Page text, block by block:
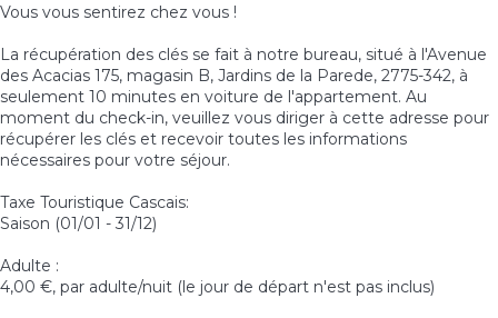
Vous vous sentirez chez vous !
La récupération des clés se fait à notre bureau, situé à l'Avenue
des Acacias 175, magasin B, Jardins de la Parede, 2775-342, à
seulement 10 minutes en voiture de l'appartement. Au
moment du check-in, veuillez vous diriger à cette adresse pour
récupérer les clés et recevoir toutes les informations
nécessaires pour votre séjour.
Taxe Touristique Cascais:
Saison (01/01 - 31/12)
Adulte :
4,00 €, par adulte/nuit (le jour de départ n'est pas inclus)